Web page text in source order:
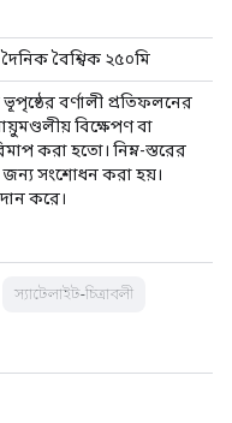
বৈশ্বিক ২৫০মি
ভূপৃষ্ঠের বর্ণালী প্রতিফলনের
বিক্ষেপণ বা
করা হতো। নিম্ন-স্তরের
জন্য সংশোধন করা হয়।
করে।
স্যাটেলাইট-চিত্রাবলী